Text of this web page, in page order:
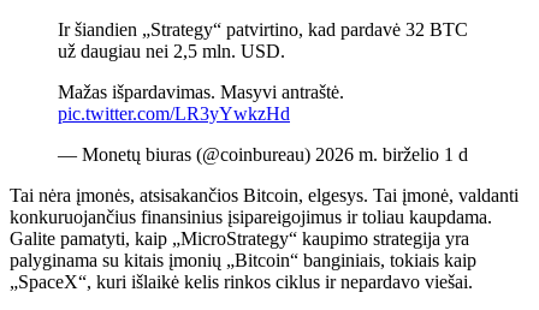
Ir šiandien „Strategy“ patvirtino, kad pardavė 32 BTC
už daugiau nei 2,5 mln. USD.
Mažas išpardavimas. Masyvi antraštė.
pic.twitter.com/LR3yYwkzHd
— Monetų biuras (@coinbureau) 2026 m. birželio 1 d
Tai nėra įmonės, atsisakančios Bitcoin, elgesys. Tai įmonė, valdanti
konkuruojančius finansinius įsipareigojimus ir toliau kaupdama.
Galite pamatyti, kaip „MicroStrategy“ kaupimo strategija yra
palyginama su kitais įmonių „Bitcoin“ banginiais, tokiais kaip
„SpaceX“, kuri išlaikė kelis rinkos ciklus ir nepardavo viešai.